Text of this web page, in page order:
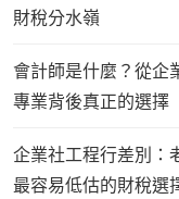
財稅分水嶺
會計師是什麼？從企
專業背後真正的選擇
企業社工程行差別：
最容易低估的財稅選